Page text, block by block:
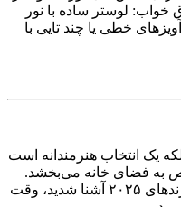
خواب: لوستر ساده با نور
خطی یا چند تایی با
یک انتخاب هنرمندانه است
به فضای خانه می‌بخشد.
حالا که با انواع لوستر، نکات خرید و ترندهای ۲۰۲۵ آشنا شدید، وقت